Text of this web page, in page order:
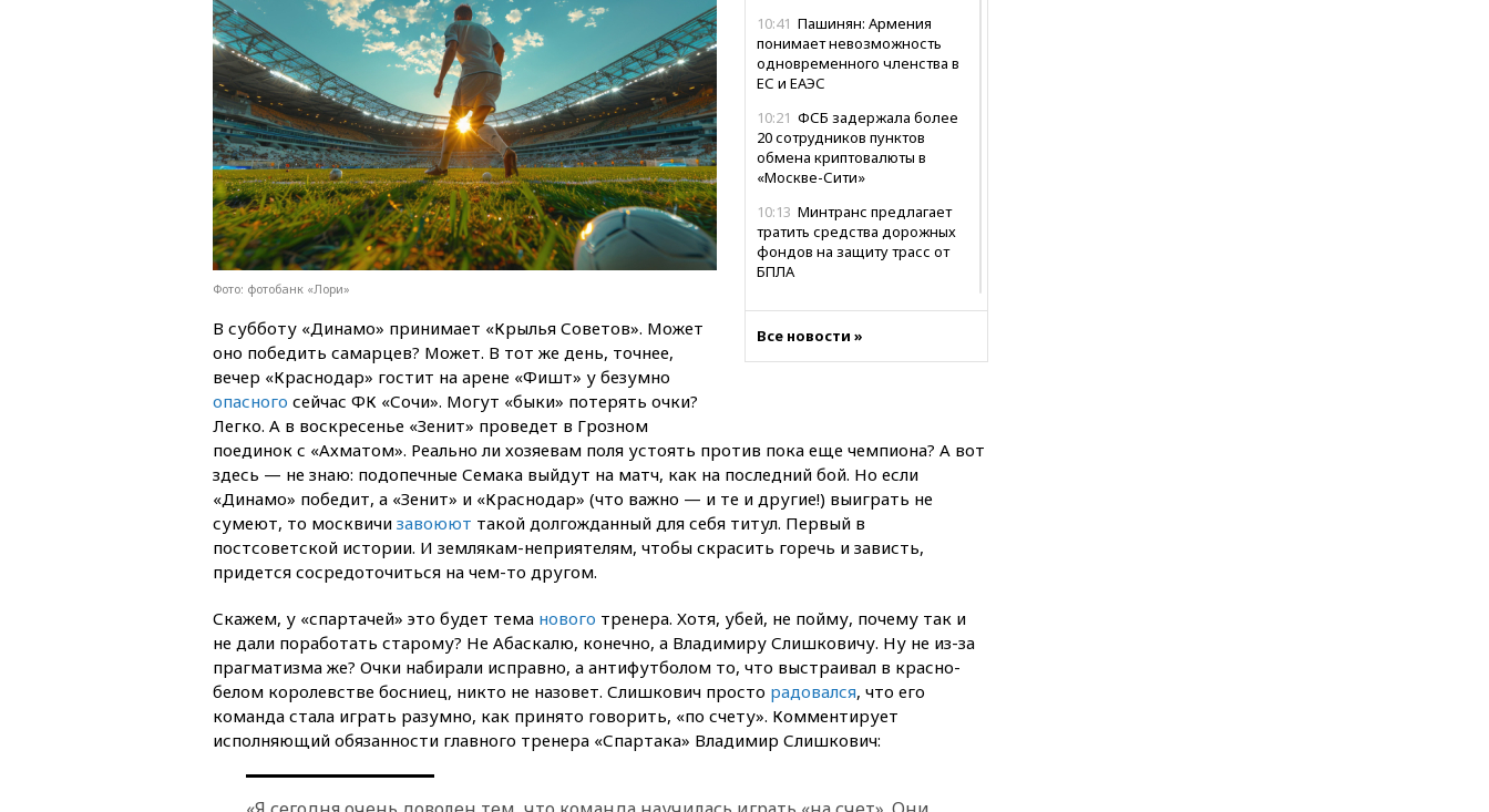
10:41 Пашинян: Армения
понимает невозможность
одновременного членства в
ЕС и ЕАЭС
10:21 ФСБ задержала более
20 сотрудников пунктов
обмена криптовалюты в
«Москве-Сити»
10:13 Минтранс предлагает
тратить средства дорожных
фондов на защиту трасс от
БПЛА
нефтяным терминалам в
России
США
09:36 Исландия и Черногория
в 2028 году могут войти в
состав Евросоюза
принципам ЕАЭС
09:06 Гендиректора
удмуртской «Ижавиа»
попросили уволиться
08:51 Осужденный в России
американец Гилман
Все новости »
Фото: фотобанк «Лори»
В субботу «Динамо» принимает «Крылья Советов». Может
оно победить самарцев? Может. В тот же день, точнее,
вечер «Краснодар» гостит на арене «Фишт» у безумно
опасного сейчас ФК «Сочи». Могут «быки» потерять очки?
Легко. А в воскресенье «Зенит» проведет в Грозном
поединок с «Ахматом». Реально ли хозяевам поля устоять против пока еще чемпиона? А вот
здесь — не знаю: подопечные Семака выйдут на матч, как на последний бой. Но если
«Динамо» победит, а «Зенит» и «Краснодар» (что важно — и те и другие!) выиграть не
сумеют, то москвичи завоюют такой долгожданный для себя титул. Первый в
постсоветской истории. И землякам-неприятелям, чтобы скрасить горечь и зависть,
придется сосредоточиться на чем-то другом.
Скажем, у «спартачей» это будет тема нового тренера. Хотя, убей, не пойму, почему так и
не дали поработать старому? Не Абаскалю, конечно, а Владимиру Слишковичу. Ну не из-за
прагматизма же? Очки набирали исправно, а антифутболом то, что выстраивал в красно-
белом королевстве босниец, никто не назовет. Слишкович просто радовался, что его
команда стала играть разумно, как принято говорить, «по счету». Комментирует
исполняющий обязанности главного тренера «Спартака» Владимир Слишкович: